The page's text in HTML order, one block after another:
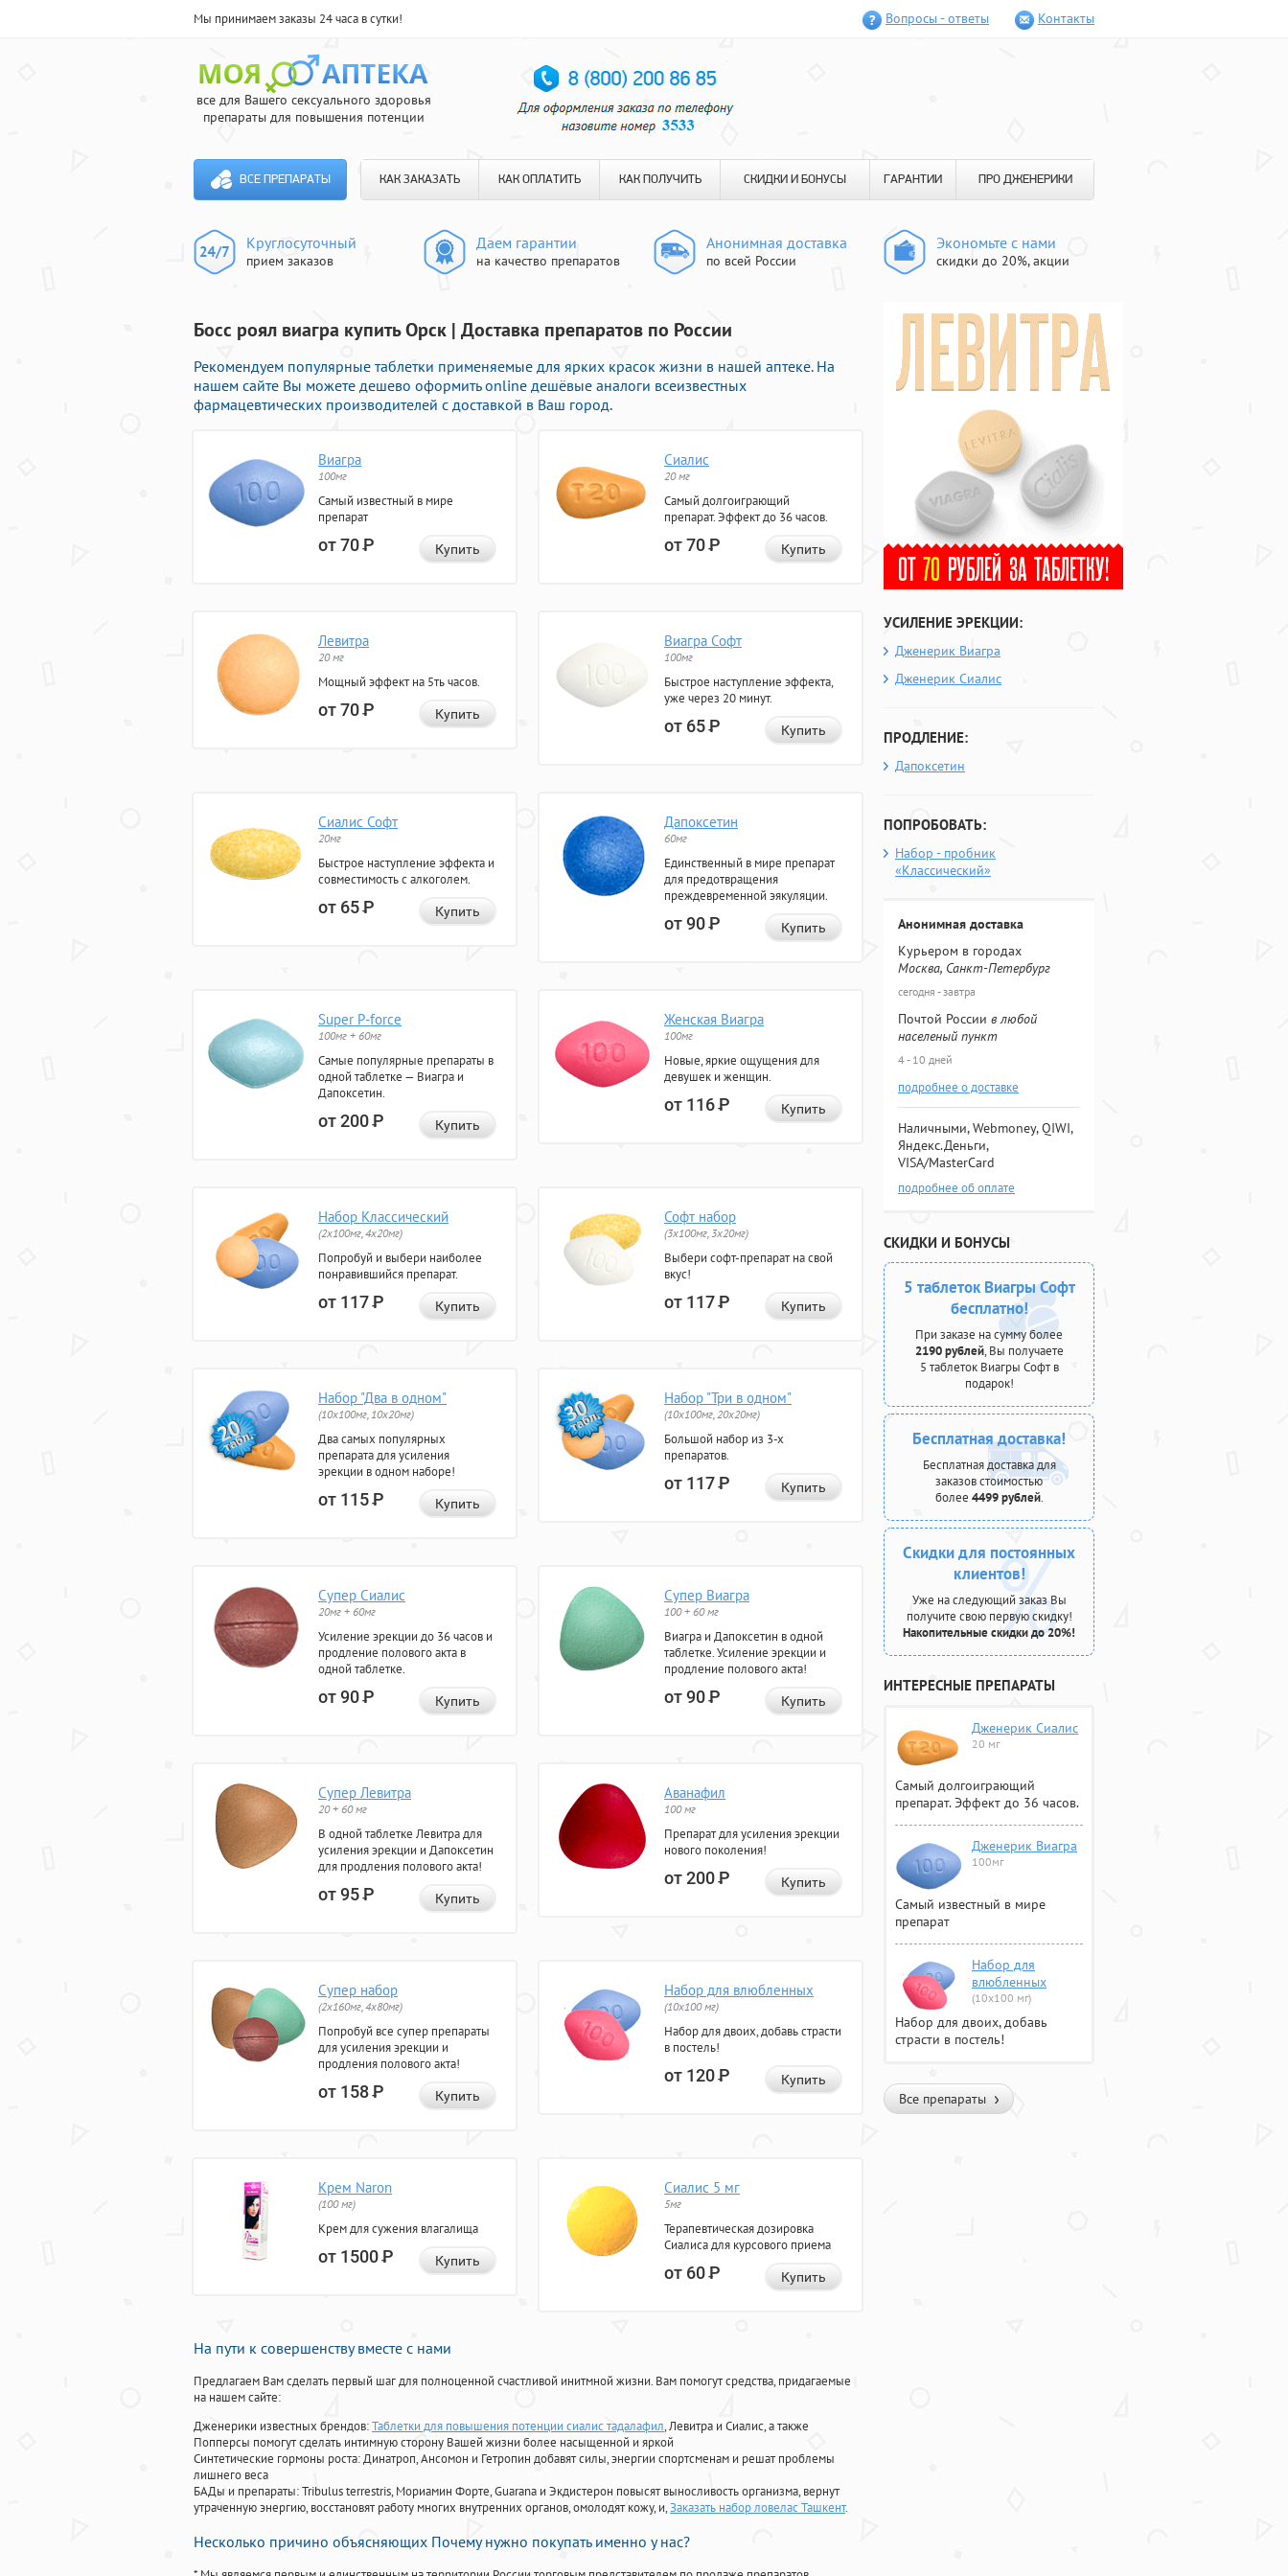
Мы принимаем заказы 24 часа в сутки! Вопросы - ответы Контакты
все для Вашего сексуального здоровья
препараты для повышения потенции
ВСЕ ПРЕПАРАТЫ КАК ЗАКАЗАТЬ КАК ОПЛАТИТЬ КАК ПОЛУЧИТЬ СКИДКИ И БОНУСЫ ГАРАНТИИ ПРО ДЖЕНЕРИКИ
Круглосуточный
прием заказов
Даем гарантии
на качество препаратов
Анонимная доставка
по всей России
Экономьте с нами
скидки до 20%, акции
Босс роял виагра купить Орск | Доставка препаратов по России
Рекомендуем популярные таблетки применяемые для ярких красок жизни в нашей аптеке. На
нашем сайте Вы можете дешево оформить online дешёвые аналоги всеизвестных
фармацевтических производителей с доставкой в Ваш город.
Виагра
100мг
Самый известный в мире
препарат
от 70Р Купить
Сиалис
20 мг
Самый долгоиграющий
препарат. Эффект до 36 часов.
от 70Р Купить
Левитра
20 мг
Мощный эффект на 5ть часов.
от 70Р Купить
Виагра Софт
100мг
Быстрое наступление эффекта,
уже через 20 минут.
от 65Р Купить
Сиалис Софт
20мг
Быстрое наступление эффекта и
совместимость с алкоголем.
от 65Р Купить
Дапоксетин
60мг
Единственный в мире препарат
для предотвращения
преждевременной эякуляции.
от 90Р Купить
Super P-force
100мг + 60мг
Самые популярные препараты в
одной таблетке — Виагра и
Дапоксетин.
от 200Р Купить
Женская Виагра
100мг
Новые, яркие ощущения для
девушек и женщин.
от 116Р Купить
Набор Классический
(2x100мг, 4x20мг)
Попробуй и выбери наиболее
понравившийся препарат.
от 117Р Купить
Софт набор
(3x100мг, 3x20мг)
Выбери софт-препарат на свой
вкус!
от 117Р Купить
Набор "Два в одном"
(10x100мг, 10x20мг)
Два самых популярных
препарата для усиления
эрекции в одном наборе!
от 115Р Купить
Набор "Три в одном"
(10x100мг, 20x20мг)
Большой набор из 3-х
препаратов.
от 117Р Купить
Супер Сиалис
20мг + 60мг
Усиление эрекции до 36 часов и
продление полового акта в
одной таблетке.
от 90Р Купить
Супер Виагра
100 + 60 мг
Виагра и Дапоксетин в одной
таблетке. Усиление эрекции и
продление полового акта!
от 90Р Купить
Супер Левитра
20 + 60 мг
В одной таблетке Левитра для
усиления эрекции и Дапоксетин
для продления полового акта!
от 95Р Купить
Аванафил
100 мг
Препарат для усиления эрекции
нового поколения!
от 200Р Купить
Супер набор
(2х160мг, 4х80мг)
Попробуй все супер препараты
для усиления эрекции и
продления полового акта!
от 158Р Купить
Набор для влюбленных
(10х100 мг)
Набор для двоих, добавь страсти
в постель!
от 120Р Купить
Крем Naron
(100 мг)
Крем для сужения влагалища
от 1500Р Купить
Сиалис 5 мг
5мг
Терапевтическая дозировка
Сиалиса для курсового приема
от 60Р Купить
На пути к совершенству вместе с нами
Предлагаем Вам сделать первый шаг для полноценной счастливой инитмной жизни. Вам помогут средства, придагаемые
на нашем сайте:
Дженерики известных брендов:Таблетки для повышения потенции сиалис тадалафил, Левитра и Сиалис, а также
Попперсы помогут сделать интимную сторону Вашей жизни более насыщенной и яркой
Синтетические гормоны роста: Динатроп, Ансомон и Гетропин добавят силы, энергии спортсменам и решат проблемы
лишнего веса
БАДы и препараты:Tribulus terrestris, Мориамин Форте, Guarana и Экдистерон повысят выносливость организма, вернут
утраченную энергию, восстановят работу многих внутренних органов, омолодят кожу, и,Заказать набор ловелас Ташкент.
Несколько причино объясняющих Почему нужно покупать именно у нас?
УСИЛЕНИЕ ЭРЕКЦИИ:
Дженерик Виагра
Дженерик Сиалис
ПРОДЛЕНИЕ:
Дапоксетин
ПОПРОБОВАТЬ:
Набор - пробник
«Классический»
Анонимная доставка
Курьером в городах
Москва, Санкт-Петербург
сегодня - завтра
Почтой России в любой
населеный пункт
4 - 10 дней
подробнее о доставке
Наличными, Webmoney, QIWI,
Яндекс.Деньги,
VISA/MasterCard
подробнее об оплате
СКИДКИ И БОНУСЫ
5 таблеток Виагры Софт
бесплатно!
При заказе на сумму более
2190 рублей, Вы получаете
5 таблеток Виагры Софт в
подарок!
Бесплатная доставка!
Бесплатная доставка для
заказов стоимостью
более 4499 рублей.
Скидки для постоянных
клиентов!
Уже на следующий заказ Вы
получите свою первую скидку!
Накопительные скидки до 20%!
ИНТЕРЕСНЫЕ ПРЕПАРАТЫ
Дженерик Сиалис
20 мг
Самый долгоиграющий
препарат. Эффект до 36 часов.
Дженерик Виагра
100мг
Самый известный в мире
препарат
Набор для
влюбленных
(10х100 мг)
Набор для двоих, добавь
страсти в постель!
Все препараты